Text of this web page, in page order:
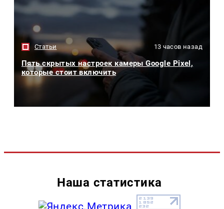
Статьи 13 часов назад
Пять скрытых настроек камеры Google Pixel,
которые стоит включить
Наша статистика